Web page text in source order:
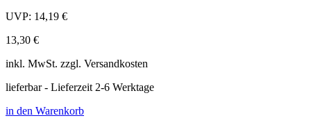
UVP: 14,19 €
13,30 €
inkl. MwSt. zzgl. Versandkosten
lieferbar - Lieferzeit 2-6 Werktage
in den Warenkorb